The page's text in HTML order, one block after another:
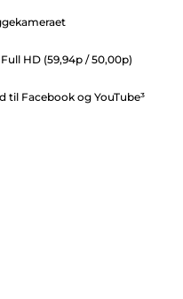
HD (59,94p / 50,00p)
til Facebook og YouTube³